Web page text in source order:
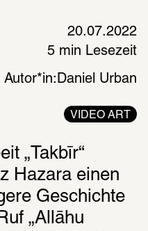
20.07.2022
5 min Lesezeit
Autor*in: Daniel Urban
VIDEO ART
„Takbīr“
Hazara einen
Geschichte
„Allāhu